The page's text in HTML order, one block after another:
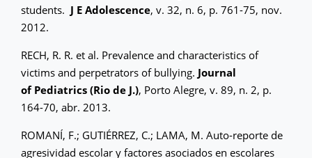
students. J E Adolescence, v. 32, n. 6, p. 761-75, nov.
2012.
RECH, R. R. et al. Prevalence and characteristics of
victims and perpetrators of bullying. Journal
of Pediatrics (Rio de J.), Porto Alegre, v. 89, n. 2, p.
164-70, abr. 2013.
ROMANÍ, F.; GUTIÉRREZ, C.; LAMA, M. Auto-reporte de
agresividad escolar y factores asociados en escolares